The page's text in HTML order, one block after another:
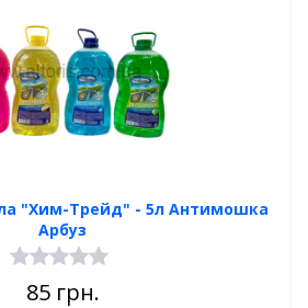
"Хим-Трейд" - 5л Антимошка
Арбуз
85грн.